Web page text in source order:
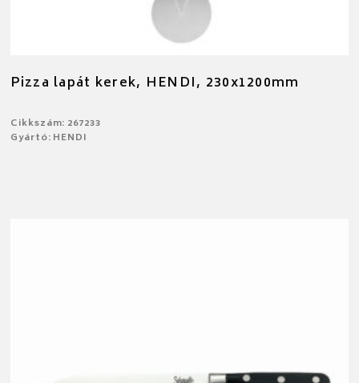
Pizza lapát kerek, HENDI, 230x1200mm
Cikkszám: 267233
Gyártó: HENDI